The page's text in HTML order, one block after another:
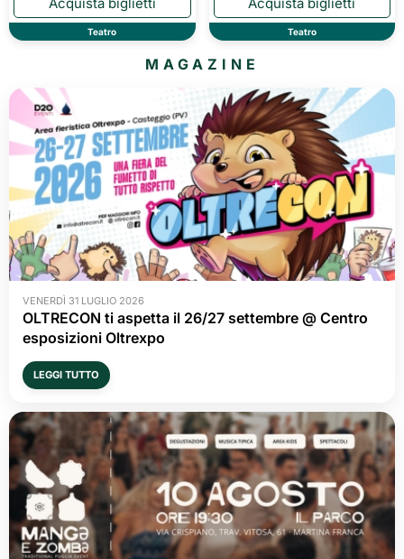
Teatro Teatro
MAGAZINE
VENERDÌ 31 LUGLIO 2026
OLTRECON ti aspetta il 26/27 settembre @ Centro
esposizioni Oltrexpo
LEGGI TUTTO